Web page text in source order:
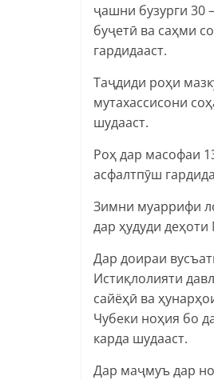
ҷашни бузурги 30
буҷетӣ ва саҳми
гардидааст.
Таҷдиди роҳи
мутахассисони
шудааст.
Роҳ дар масофаи
асфалтпӯш
Зимни муаррифи
дар ҳудуди
Дар доираи
Истиқлолияти
сайёҳӣ ва
Чубеки ноҳия бо
карда шудааст.
Дар маҷмуъ дар